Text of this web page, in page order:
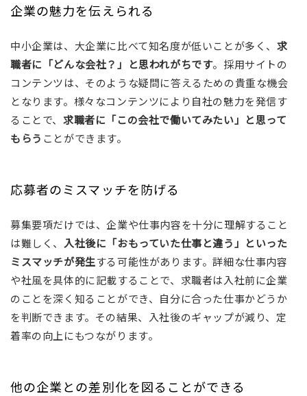
企業の魅力を伝えられる
中小企業は、大企業に比べて知名度が低いことが多く、求
職者に「どんな会社？」と思われがちです。採用サイトの
コンテンツは、そのような疑問に答えるための貴重な機会
となります。様々なコンテンツにより自社の魅力を発信す
ることで、 求職者に「この会社で働いてみたい」と思って
もらう ことができます。
応募者のミスマッチを防げる
募集要項だけでは、企業や仕事内容を十分に理解すること
は難しく、 入社後に「おもっていた仕事と違う」といった
ミスマッチが発生する可能性があります。詳細な仕事内容
や社風を具体的に記載することで、求職者は入社前に企業
のことを深く知ることができ、自分に合った仕事かどうか
を判断できます。その結果、入社後のギャップが減り、定
着率の向上にもつながります。
他の企業との差別化を図ることができる